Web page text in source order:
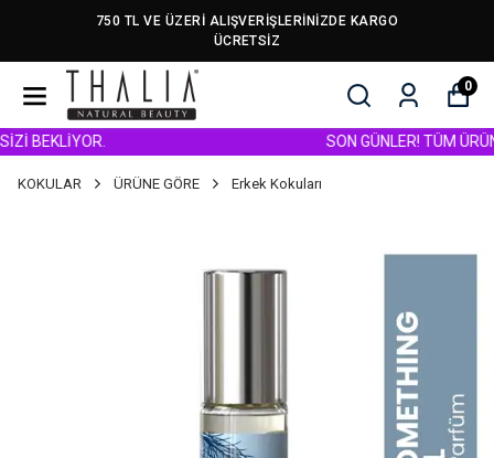
750 TL VE ÜZERİ ALIŞVERİŞLERİNİZDE KARGO
ÜCRETSİZ
0
BEKLİYOR. SON GÜNLER! TÜM
KOKULAR ÜRÜNE GÖRE Erkek Kokuları